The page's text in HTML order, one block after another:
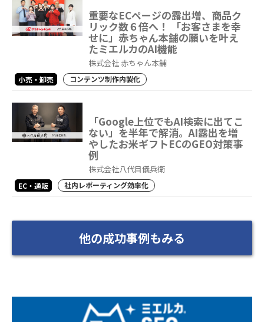
重要なECページの露出増、商品ク
リック数６倍へ！ 「お客さまを幸
せに」赤ちゃん本舗の願いを叶え
たミエルカのAI機能
株式会社 赤ちゃん本舗
小売・卸売 コンテンツ制作内製化
「Google上位でもAI検索に出てこ
ない」を半年で解消。AI露出を増
やしたお米ギフトECのGEO対策事
例
株式会社八代目儀兵衛
EC・通販 社内レポーティング効率化
他の成功事例もみる